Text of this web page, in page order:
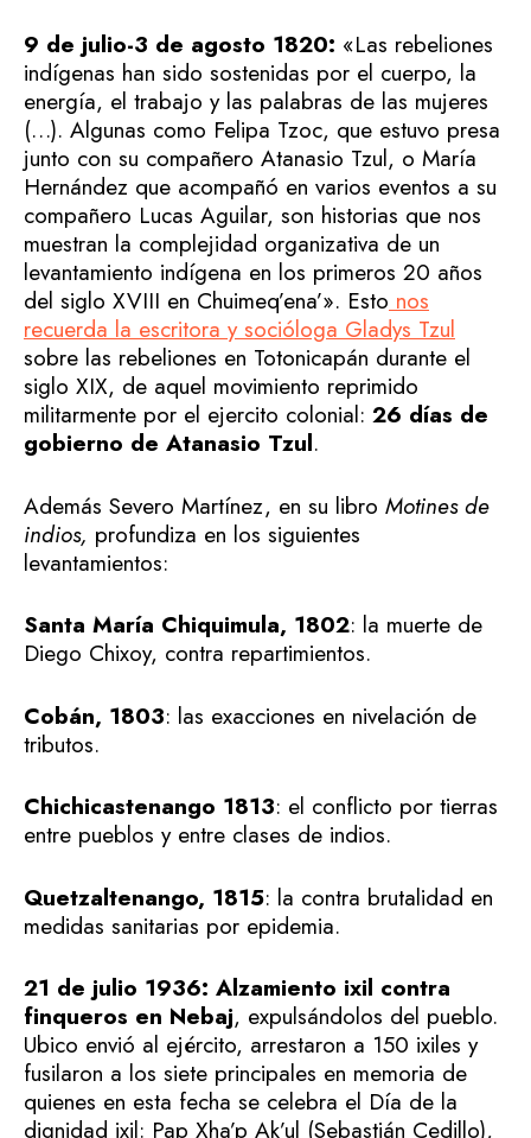
9 de julio-3 de agosto 1820: «Las rebeliones
indígenas han sido sostenidas por el cuerpo, la
energía, el trabajo y las palabras de las mujeres
(…). Algunas como Felipa Tzoc, que estuvo presa
junto con su compañero Atanasio Tzul, o María
Hernández que acompañó en varios eventos a su
compañero Lucas Aguilar, son historias que nos
muestran la complejidad organizativa de un
levantamiento indígena en los primeros 20 años
del siglo XVIII en Chuimeq’ena’». Esto nos
recuerda la escritora y socióloga Gladys Tzul
sobre las rebeliones en Totonicapán durante el
siglo XIX, de aquel movimiento reprimido
militarmente por el ejercito colonial: 26 días de
gobierno de Atanasio Tzul.
Además Severo Martínez, en su libro Motines de
indios, profundiza en los siguientes
levantamientos:
Santa María Chiquimula, 1802: la muerte de
Diego Chixoy, contra repartimientos.
Cobán, 1803: las exacciones en nivelación de
tributos.
Chichicastenango 1813: el conflicto por tierras
entre pueblos y entre clases de indios.
Quetzaltenango, 1815: la contra brutalidad en
medidas sanitarias por epidemia.
21 de julio 1936: Alzamiento ixil contra
finqueros en Nebaj, expulsándolos del pueblo.
Ubico envió al ejército, arrestaron a 150 ixiles y
fusilaron a los siete principales en memoria de
quienes en esta fecha se celebra el Día de la
dignidad ixil: Pap Xha’p Ak’ul (Sebastián Cedillo),